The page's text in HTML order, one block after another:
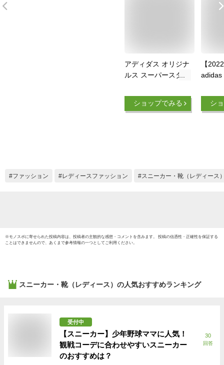
アディダス オリジナ
ルス スーパースター
ズ レディース 白 ホ
ワイト 赤 レッド
ショップでみる
【
adidas
ス ス
ー ラ
シ
ファッション レディースファッション スニーカー・靴（レディース
※モノスポに寄せられた投稿内容は、投稿者の主観的な感想・コメントを含みます。 投稿の信憑性・正確性を保証する
ことはできませんので、あくまで参考情報の一つとしてご利用ください。
スニーカー・靴（レディース） の人気おすすめランキング
受付中
【スニーカー】少年野球ママに人気！
観戦コーデに合わせやすいスニーカー
のおすすめは？
30
回答